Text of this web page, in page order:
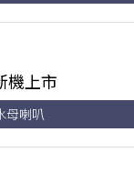
機上市
母喇叭